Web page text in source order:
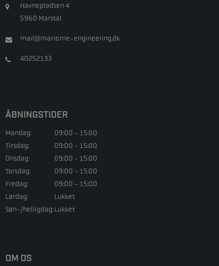
Havnepladsen 4
5960 Marstal
mail@maritime-engineering.dk
40252133
ÅBNINGSTIDER
Mandag:
09:00 - 15:00
Tirsdag:
09:00 - 15:00
Onsdag:
09:00 - 15:00
Torsdag:
09:00 - 15:00
Fredag:
09:00 - 15:00
Lørdag:
Lukket
Søn-/helligdag:Lukket
OM OS